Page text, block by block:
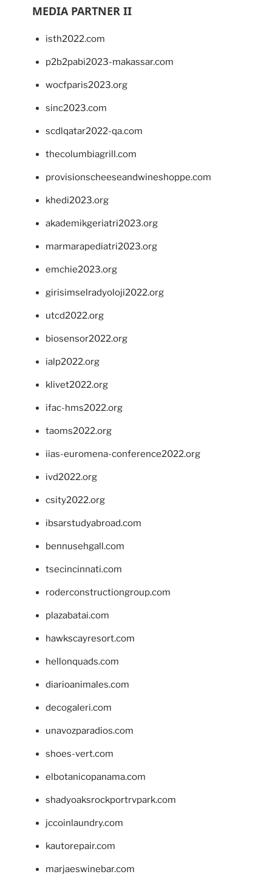
MEDIA PARTNER II
isth2022.com
p2b2pabi2023-makassar.com
wocfparis2023.org
sinc2023.com
scdlqatar2022-qa.com
thecolumbiagrill.com
provisionscheeseandwineshoppe.com
khedi2023.org
akademikgeriatri2023.org
marmarapediatri2023.org
emchie2023.org
girisimselradyoloji2022.org
utcd2022.org
biosensor2022.org
ialp2022.org
klivet2022.org
ifac-hms2022.org
taoms2022.org
iias-euromena-conference2022.org
ivd2022.org
csity2022.org
ibsarstudyabroad.com
bennusehgall.com
tsecincinnati.com
roderconstructiongroup.com
plazabatai.com
hawkscayresort.com
hellonquads.com
diarioanimales.com
decogaleri.com
unavozparadios.com
shoes-vert.com
elbotanicopanama.com
shadyoaksrockportrvpark.com
jccoinlaundry.com
kautorepair.com
marjaeswinebar.com